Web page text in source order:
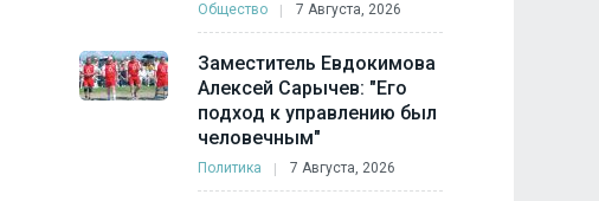
Общество 7 Августа, 2026
Заместитель Евдокимова
Алексей Сарычев: "Его
подход к управлению был
человечным"
Политика 7 Августа, 2026